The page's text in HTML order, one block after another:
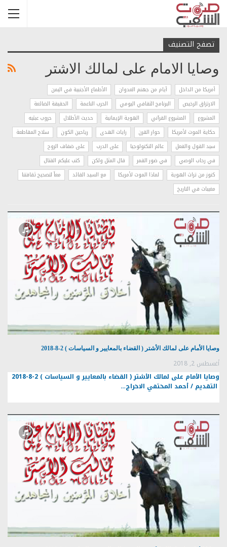
تصفح التصنيف
وصايا الامام على لمالك الاشتر
أمريكا من الداخل أيام من جهنم العدوان
الأطماع الأجنبية في اليمن
الارتزاق الرخيص
البرنامج الثقافي اليومي الحرب الناعمة
الحقيقة الضائعة
المشروع
المشروع القرآني الهوية الإيمانية حديث الأطلال
حروب عبثيه
حكاية الموت لأمريكا
حوار القرن رايات الهدى رياحين الكون
سلاح المقاطعة
سيد القول والفعل
عالم التكنولوجيا على الدرب
على ضفاف الروح
في رحاب الوصي
في ضور القمر قال المثل ولكن
كتب عليكم القتال
كنوز من تراث الهوية
لماذا الموت لأمريكا مع السيد القائد
معاً لتصحيح ثقافتنا
مغيبات في التاريخ
وصايا الأمام على لمالك الأشتر ( القضاء بالمعايير و السياسات ) 2-8-2018
أغسطس 2, 2018
وصايا الأمام على لمالك الأشتر ( القضاء بالمعايير و السياسات ) 2-8-2018
التقديم / أحمد المختفي الاخراج…